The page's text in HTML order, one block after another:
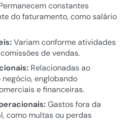
constantes
do faturamento, como salário
Variam conforme atividades
de vendas.
Relacionadas ao
englobando
e financeiras.
Gastos fora da
como multas ou perdas